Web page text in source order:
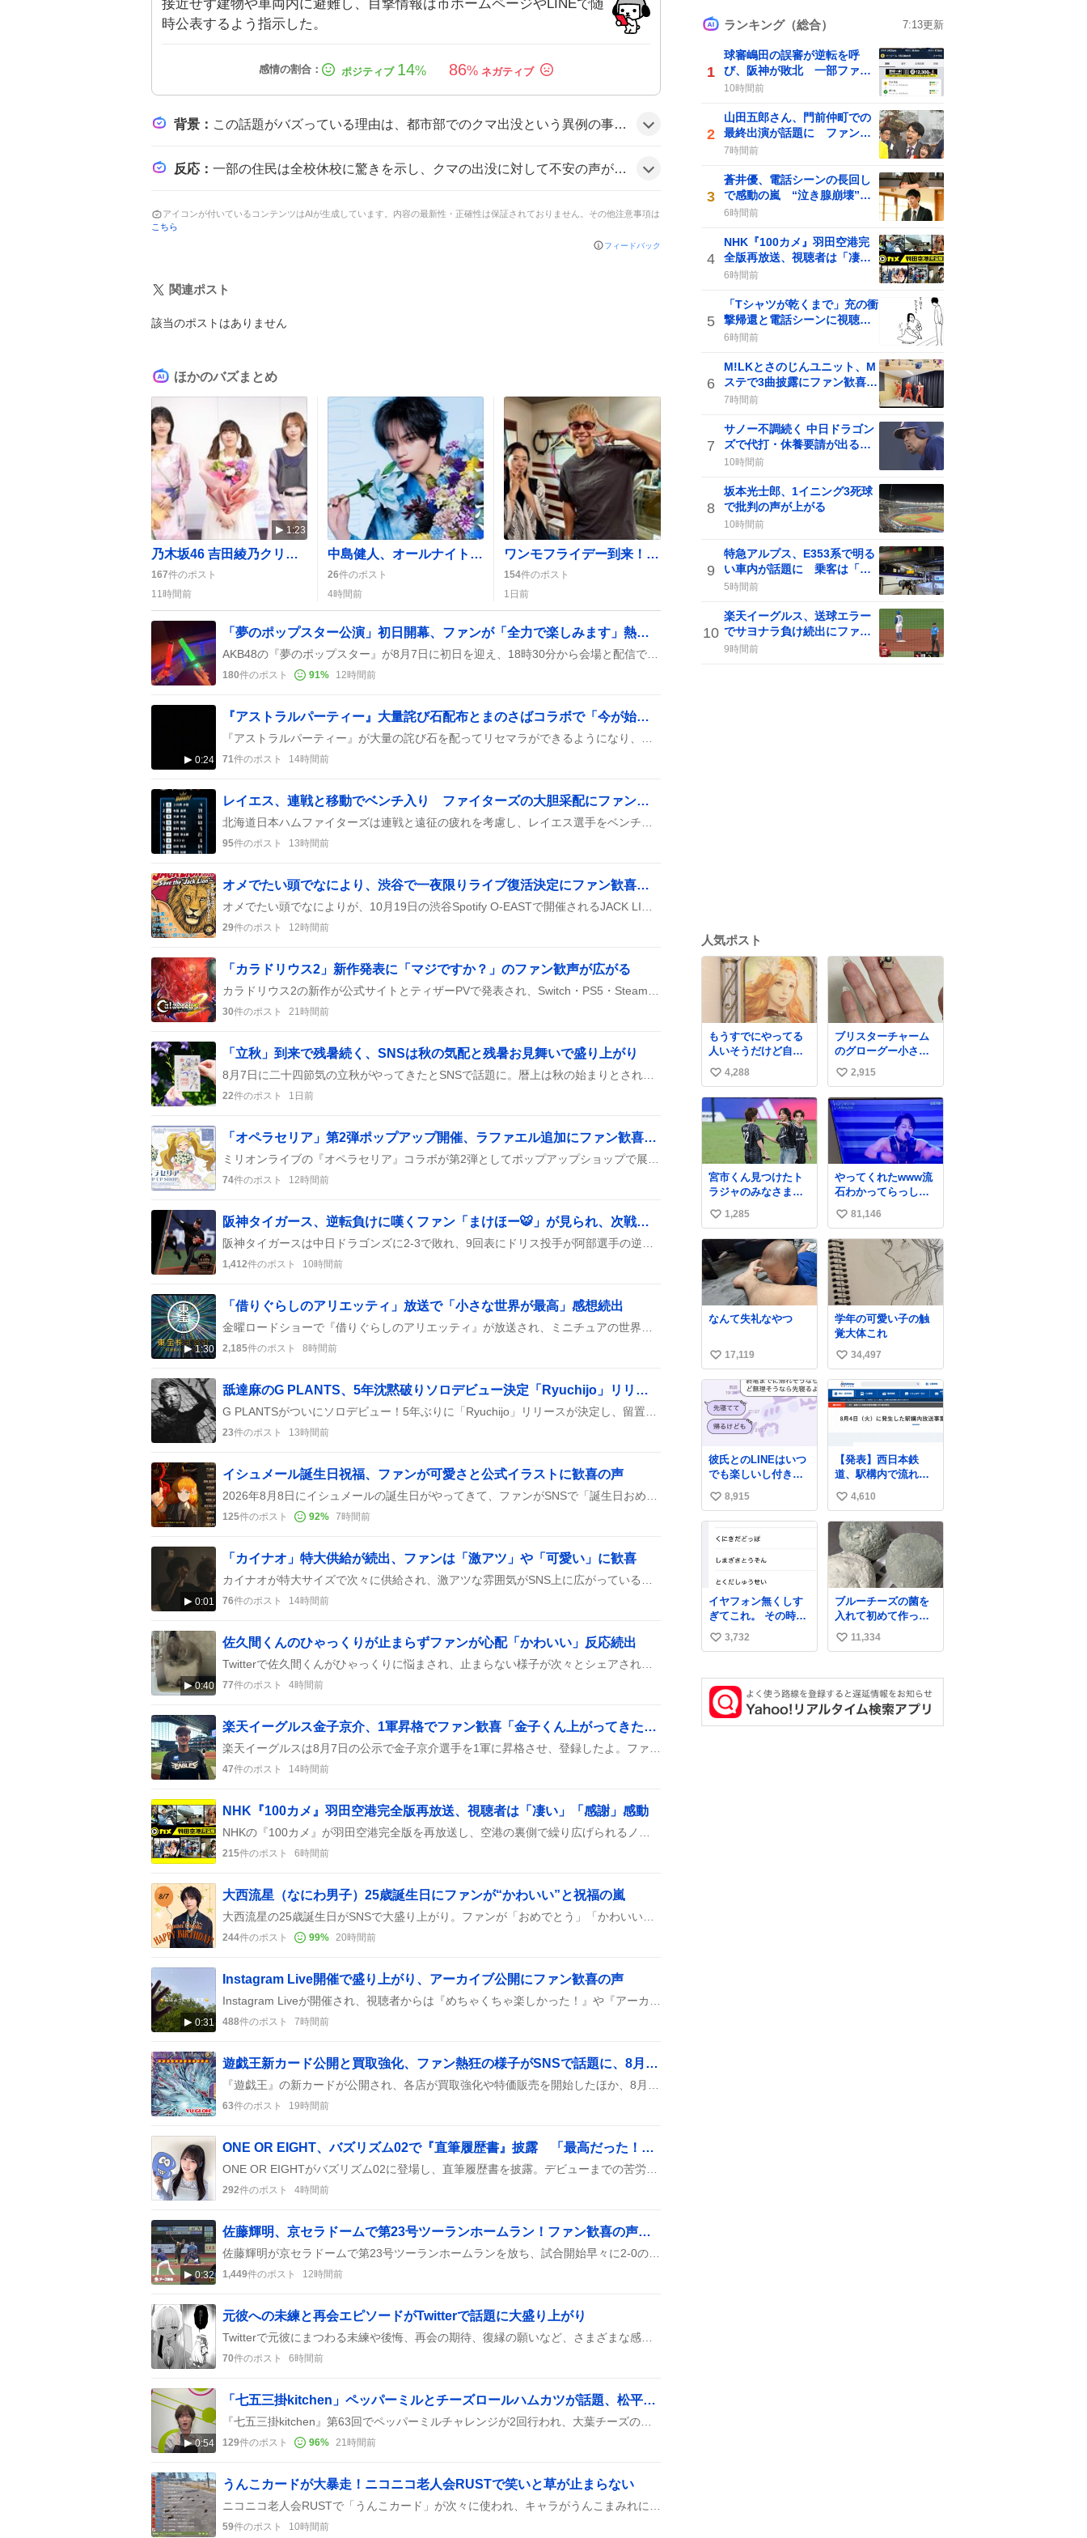
接近せず建物や車両内に避難し、目撃情報は市ホームページやLINEで随
時公表するよう指示した。
14% 86%
背景 ： この話題がバズっている理由は、都市部でのクマ出没という異例の事態が市民の日常生活に直結し、全校休校という大規模な影響を及ぼしたことにある。メディアやSNSで情報が拡散され、特にオリオン通りや駅周辺での目撃が話題となり、住民の不安と関心が高まった結果、注目が集まっているとみられる。
反応 ： 一部の住民は全校休校に驚きを示し、クマの出没に対して不安の声が上がった。また、冗談交じりのコメントも見られたが、全体としては「安全第一で慎重に行動しよう」という呼びかけが目立った。
アイコンが付いているコンテンツはAIが生成しています。内容の最新性・正確性は保証されておりません。その他注意事項は
こちら
フィードバック
関連ポスト
該当のポストはありません
ほかのバズまとめ
1:23
乃木坂46 吉田綾乃クリスティー、最後の『のぎおび』配信に感動の声続出
167件のポスト
11時間前
中島健人、オールナイトニッポン初パーソナリティ決定にファン歓喜「やったー」
26件のポスト
4時間前
ワンモフライデー到来！金曜朝の放送とパジャマパーティーズがリスナーを沸かせる
154件のポスト
1日前
「夢のポップスター公演」初日開幕、ファンが「全力で楽しみます」熱狂的な反応
180件のポスト 91% 12時間前
0:24
『アストラルパーティー』大量詫び石配布とまのさばコラボで「今が始め時」熱狂
71件のポスト 14時間前
レイエス、連戦と移動でベンチ入り ファイターズの大胆采配にファン歓喜
95件のポスト 13時間前
オメでたい頭でなにより、渋谷で一夜限りライブ復活決定にファン歓喜「オメでたが復活!!!!!?」
29件のポスト 12時間前
「カラドリウス2」新作発表に「マジですか？」のファン歓声が広がる
30件のポスト 21時間前
「立秋」到来で残暑続く、SNSは秋の気配と残暑お見舞いで盛り上がり
22件のポスト 1日前
「オペラセリア」第2弾ポップアップ開催、ラファエル追加にファン歓喜の声
74件のポスト 12時間前
阪神タイガース、逆転負けに嘆くファン「まけほー🐯」が見られ、次戦への期待も
1,412件のポスト 10時間前
1:30
「借りぐらしのアリエッティ」放送で「小さな世界が最高」感想続出
2,185件のポスト 8時間前
舐達麻のG PLANTS、5年沈黙破りソロデビュー決定「Ryuchijo」リリースへ
23件のポスト 13時間前
イシュメール誕生日祝福、ファンが可愛さと公式イラストに歓喜の声
125件のポスト 92% 7時間前
0:01
「カイナオ」特大供給が続出、ファンは「激アツ」や「可愛い」に歓喜
76件のポスト 14時間前
0:40
佐久間くんのひゃっくりが止まらずファンが心配「かわいい」反応続出
77件のポスト 4時間前
楽天イーグルス金子京介、1軍昇格でファン歓喜「金子くん上がってきた！」
47件のポスト 14時間前
NHK『100カメ』羽田空港完全版再放送、視聴者は「凄い」「感謝」感動
215件のポスト 6時間前
大西流星（なにわ男子）25歳誕生日にファンが“かわいい”と祝福の嵐
244件のポスト 99% 20時間前
0:31
Instagram Live開催で盛り上がり、アーカイブ公開にファン歓喜の声
488件のポスト 7時間前
遊戯王新カード公開と買取強化、ファン熱狂の様子がSNSで話題に、8月7日大会情報も同時発表
63件のポスト 19時間前
ONE OR EIGHT、バズリズム02で『直筆履歴書』披露 「最高だった！」とファン熱狂
292件のポスト 4時間前
0:32
佐藤輝明、京セラドームで第23号ツーランホームラン！ファン歓喜の声が止まらない
1,449件のポスト 12時間前
元彼への未練と再会エピソードがTwitterで話題に大盛り上がり
70件のポスト 6時間前
0:54
「七五三掛kitchen」ペッパーミルとチーズロールハムカツが話題、松平健のTJポーズに歓喜
129件のポスト 96% 21時間前
うんこカードが大暴走！ニコニコ老人会RUSTで笑いと草が止まらない
59件のポスト 10時間前
ランキング（総合） 7:13更新
1
球審嶋田の誤審が逆転を呼
び、阪神が敗北 一部ファン
からは批判の声も
10時間前
2
山田五郎さん、門前仲町での
最終出演が話題に ファンは
「必ず観ます」「感謝」
7時間前
3
蒼井優、電話シーンの長回し
で感動の嵐 “泣き腺崩壊”の
声続出
6時間前
4
NHK『100カメ』羽田空港完
全版再放送、視聴者は「凄
い」「感謝」感動
6時間前
5
「Tシャツが乾くまで」充の衝
撃帰還と電話シーンに視聴者
歓喜
6時間前
6
M!LKとさのじんユニット、M
ステで3曲披露にファン歓喜が
話題に
7時間前
7
サノー不調続く 中日ドラゴン
ズで代打・休養要請が出る、
一部のファンの声が分かれる
10時間前
8
坂本光士郎、1イニング3死球
で批判の声が上がる
10時間前
9
特急アルプス、E353系で明る
い車内が話題に 乗客は「快
適」や「灯りがすごい」と歓
5時間前
10
楽天イーグルス、送球エラー
でサヨナラ負け続出にファン
「むほー」感嘆
9時間前
人気ポスト
もうすでにやってる
人いそうだけど自分
のTLで見かけてない
い
い
ね
4,288
ブリスターチャーム
のグローグー小さ過
ぎて今コレ
い
い
ね
数
2,915
宮市くん見つけたト
ラジャのみなさまと
のやりとりが微笑ま
しかった…マリノス
至上主義なのでこれ
見てて一気に好感度
が爆上がりました…
🥹
い
い
ね
数
1,285
やってくれたwww流
石わかってらっしゃ
る🤣🤣🤣 #Mステ #西
川貴教
い
い
ね
数
81,146
なんて失礼なやつ
い
い
数
17,119
学年の可愛い子の触
覚大体これ
い
い
ね
数
34,497
彼氏とのLINEはいつ
でも楽しいし付き合
いたての頃の嬉しか
ったLINEは無限にあ
るけど(同棲前は1日
で各50通くらい送り
かったのはこれ
い
い
ね
数
8,915
【発表】西日本鉄
道、駅構内で流れ
た“不適切音声”に声
明「被害届も検討」
news.livedoor.com/
article/detail… 4日に
西鉄福岡（天神）駅
および薬院駅で発生
した駅構内放送事案
について声明を公表
した。「第三者によ
って駅構内放送設備
に外部から不正に音
声が流された可能性
施」と説明した。
い
い
ね
数
4,610
イヤフォン無くしす
ぎてこれ。 その時好
きだった男のセコム
の名前にしてる
い
ね
数
3,732
ブルーチーズの菌を
入れて初めて作って
みたチーズなんだけ
ど 本能でちょっとヤ
い
ね
数
11,334